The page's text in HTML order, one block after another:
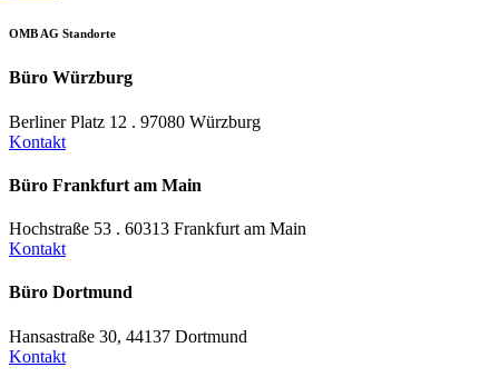
OMB AG Standorte
Büro Würzburg
Berliner Platz 12 . 97080 Würzburg
Kontakt
Büro Frankfurt am Main
Hochstraße 53 . 60313 Frankfurt am Main
Kontakt
Büro Dortmund
Hansastraße 30, 44137 Dortmund
Kontakt